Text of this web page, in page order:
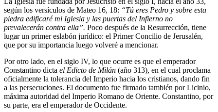
según los versículos de Mateo 16, 18: “Tú eres Pedro y sobre esta
piedra edificaré mi Iglesia y las puertas del Infierno no
prevalecerán contra ella”. Poco después de la Resurrección, tiene
lugar un primer eslabón jurídico: el Primer Concilio de Jerusalén,
que por su importancia luego volveré a mencionar.
Por otro lado, en el siglo IV, lo que ocurre es que el emperador
Constantino dicta el Edicto de Milán (año 313), en el cual proclama
oficialmente la tolerancia del Imperio hacia los cristianos, dando fin
a las persecuciones. El documento fue firmado también por Licinio,
máxima autoridad del Imperio Romano de Oriente. Constantino, por
su parte, era el emperador de Occidente.